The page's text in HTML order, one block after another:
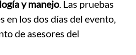
y manejo. Las pruebas
en los dos días del evento,
de asesores del